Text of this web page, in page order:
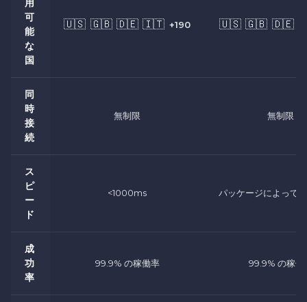
用
可
能
な
国
🇺🇸 🇬🇧 🇩🇪 🇮🇹 +190 🇺🇸 🇬🇧 🇩🇪
同
時
接
続
無制限 無制限
ス
ピ
ー
ド
<1000ms パッケージによって
成
功
率
99.9% の稼働率 99.9% の稼働